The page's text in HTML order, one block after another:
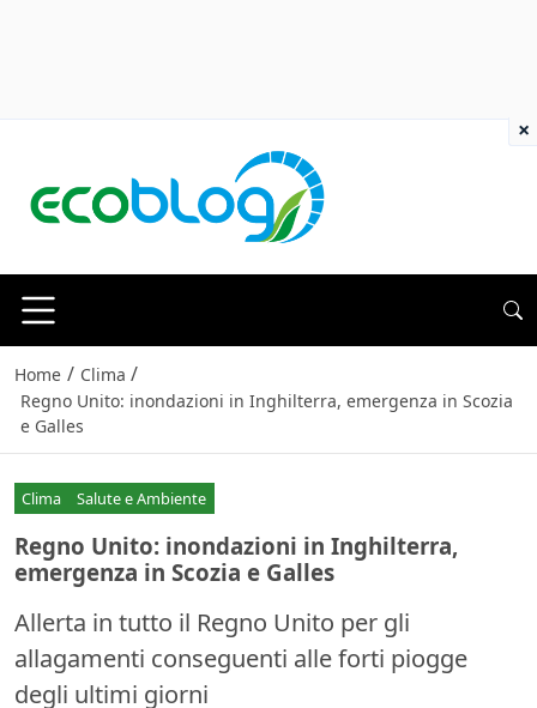
Home / Clima /
Regno Unito: inondazioni in Inghilterra, emergenza in Scozia
e Galles
Clima Salute e Ambiente
Regno Unito: inondazioni in Inghilterra,
emergenza in Scozia e Galles
Allerta in tutto il Regno Unito per gli
allagamenti conseguenti alle forti piogge
degli ultimi giorni
×